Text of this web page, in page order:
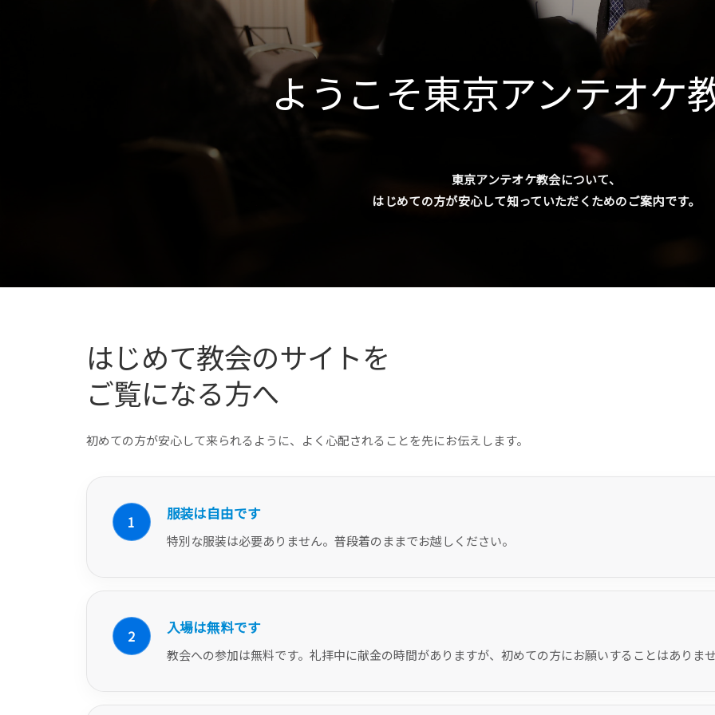
ようこそ東京アンテオケ
東京アンテオケ教会について、
はじめての方が安心して知っていただくためのご案内です。
はじめて教会のサイトを
ご覧になる方へ
初めての方が安心して来られるように、よく心配されることを先にお伝えします。
1 服装は自由です
特別な服装は必要ありません。普段着のままでお越しください。
2 入場は無料です
教会への参加は無料です。礼拝中に献金の時間がありますが、初めての方にお願いすることはありま